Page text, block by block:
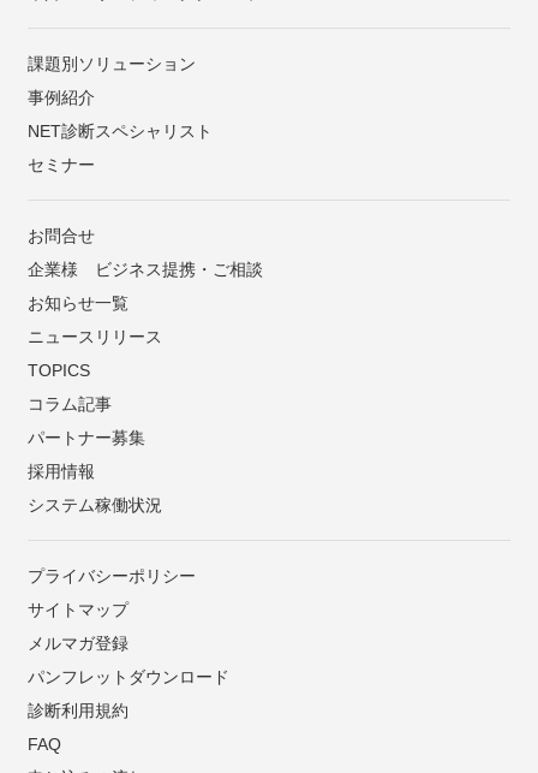
課題別ソリューション
事例紹介
NET診断スペシャリスト
セミナー
お問合せ
企業様 ビジネス提携・ご相談
お知らせ一覧
ニュースリリース
TOPICS
コラム記事
パートナー募集
採用情報
システム稼働状況
プライバシーポリシー
サイトマップ
メルマガ登録
パンフレットダウンロード
診断利用規約
FAQ